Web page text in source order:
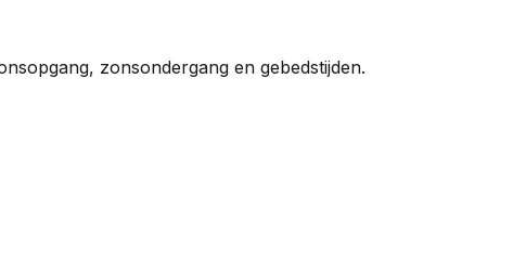
zonsondergang en gebedstijden.